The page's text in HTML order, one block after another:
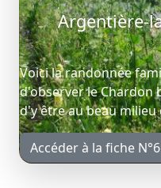
Argentière-
Voici la randonnée
d'observer le Chardon
d'y être au beau milieu
Accéder à la fiche